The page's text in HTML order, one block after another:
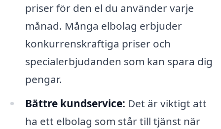
priser för den el du använder varje
månad. Många elbolag erbjuder
konkurrenskraftiga priser och
specialerbjudanden som kan spara dig
pengar.
Bättre kundservice: Det är viktigt att
ha ett elbolag som står till tjänst när